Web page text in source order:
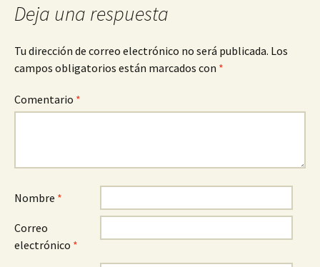
Deja una respuesta
Tu dirección de correo electrónico no será publicada. Los
campos obligatorios están marcados con *
Comentario *
Nombre *
Correo
electrónico *